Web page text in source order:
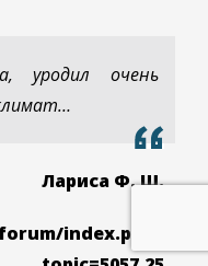
уродил очень
Лариса Ф. Ш.
index.php?